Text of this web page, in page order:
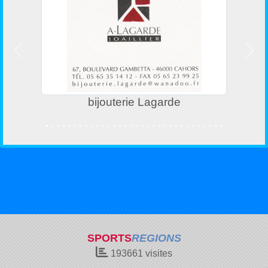
bijouterie Lagarde
SPORTSREGIONS
193661 visites